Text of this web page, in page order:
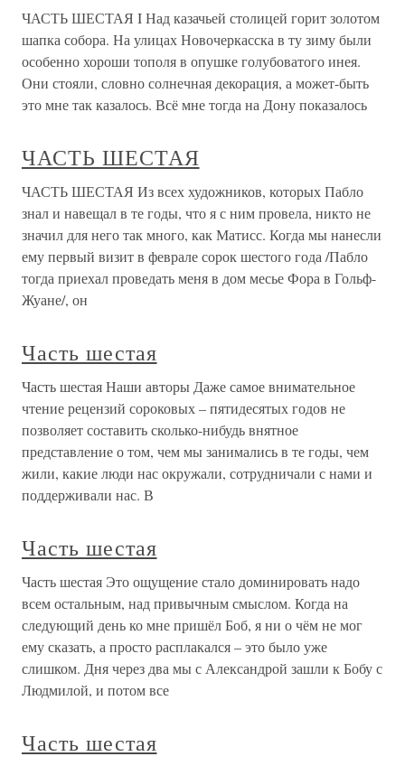
ЧАСТЬ ШЕСТАЯ I Над казачьей столицей горит золотом
шапка собора. На улицах Новочеркасска в ту зиму были
особенно хо­роши тополя в опушке голубоватого инея.
Они стояли, словно солнечная декорация, а может-быть
это мне так казалось. Всё мне тогда на Дону показалось
ЧАСТЬ ШЕСТАЯ
ЧАСТЬ ШЕСТАЯ Из всех художников, которых Пабло
знал и навещал в те годы, что я с ним провела, никто не
значил для него так много, как Матисс. Когда мы нанесли
ему первый визит в феврале сорок шестого года /Пабло
тогда приехал проведать меня в дом месье Фора в Гольф-
Жуане/, он
Часть шестая
Часть шестая Наши авторы Даже самое внимательное
чтение рецензий сороковых – пятидесятых годов не
позволяет составить сколько-нибудь внятное
представление о том, чем мы занимались в те годы, чем
жили, какие люди нас окружали, сотрудничали с нами и
поддерживали нас. В
Часть шестая
Часть шестая Это ощущение стало доминировать надо
всем остальным, над привычным смыслом. Когда на
следующий день ко мне пришёл Боб, я ни о чём не мог
ему сказать, а просто расплакался – это было уже
слишком. Дня через два мы с Александрой зашли к Бобу с
Людмилой, и потом все
Часть шестая